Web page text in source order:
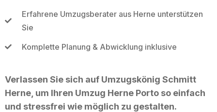
Erfahrene Umzugsberater aus Herne unterstützen
Sie
Komplette Planung & Abwicklung inklusive
Verlassen Sie sich auf Umzugskönig Schmitt
Herne, um Ihren Umzug Herne Porto so einfach
und stressfrei wie möglich zu gestalten.